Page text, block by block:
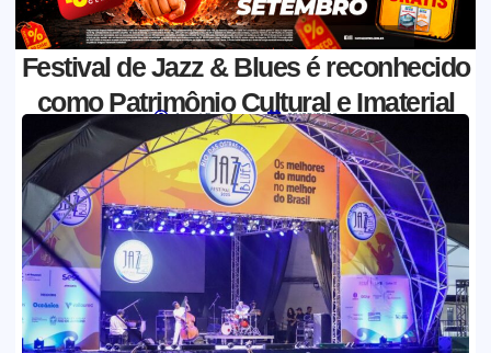
Festival de Jazz & Blues é reconhecido
como Patrimônio Cultural e Imaterial
Jornal Boa Semente 28/05/2026